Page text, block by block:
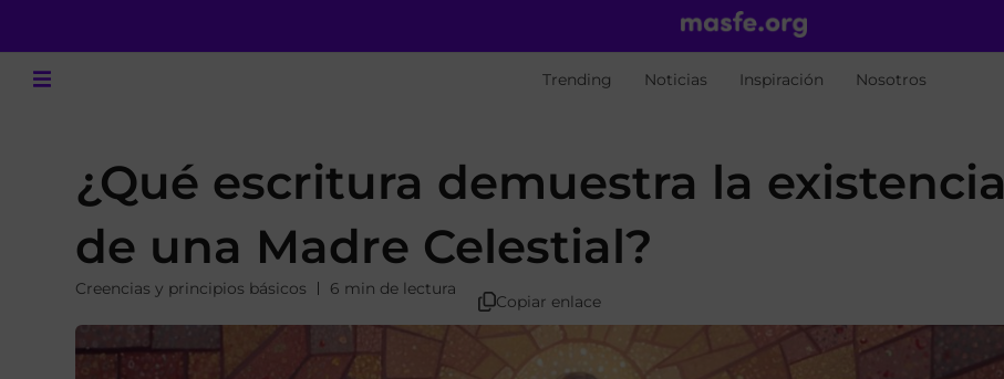
Trending Noticias Inspiración Nosotros
¿Qué escritura demuestra la existencia
de una Madre Celestial?
Creencias y principios básicos 6 min de lectura
Copiar enlace